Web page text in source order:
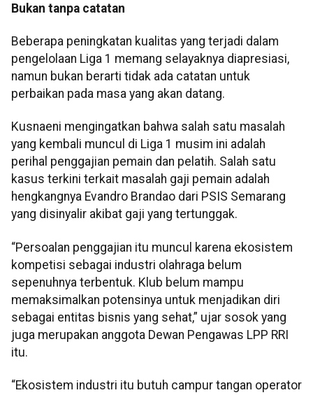
Bukan tanpa catatan
Beberapa peningkatan kualitas yang terjadi dalam
pengelolaan Liga 1 memang selayaknya diapresiasi,
namun bukan berarti tidak ada catatan untuk
perbaikan pada masa yang akan datang.
Kusnaeni mengingatkan bahwa salah satu masalah
yang kembali muncul di Liga 1 musim ini adalah
perihal penggajian pemain dan pelatih. Salah satu
kasus terkini terkait masalah gaji pemain adalah
hengkangnya Evandro Brandao dari PSIS Semarang
yang disinyalir akibat gaji yang tertunggak.
“Persoalan penggajian itu muncul karena ekosistem
kompetisi sebagai industri olahraga belum
sepenuhnya terbentuk. Klub belum mampu
memaksimalkan potensinya untuk menjadikan diri
sebagai entitas bisnis yang sehat,” ujar sosok yang
juga merupakan anggota Dewan Pengawas LPP RRI
itu.
“Ekosistem industri itu butuh campur tangan operator